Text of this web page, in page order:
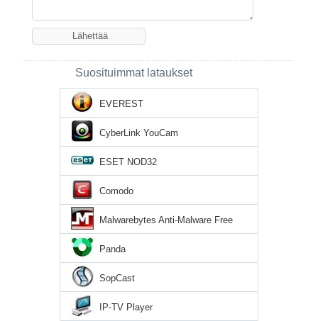
Suosituimmat lataukset
EVEREST
CyberLink YouCam
ESET NOD32
Comodo
Malwarebytes Anti-Malware Free
Panda
SopCast
IP-TV Player